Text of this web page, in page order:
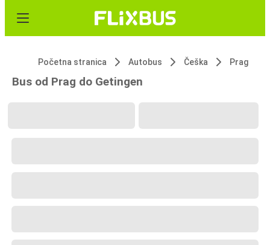
Početna stranica Autobus Češka Prag
Bus od Prag do Getingen